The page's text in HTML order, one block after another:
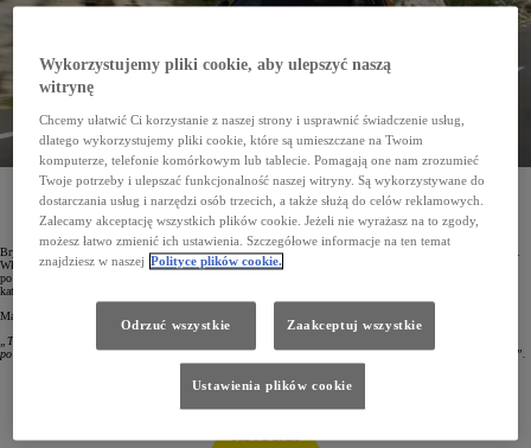
Toyota zdobyła tytuł producenta roku w plebiscycie Autocar Awards. Została tym samym pierwszą
marką, która wyróżnienie brytyjskiego magazynu otrzymała dwukrotnie. Tegoroczną nagrodę
przyznano za trwałość, niezawodność, wydajność napędów hybrydowych oraz wysoką jakość aut
ze wszystkich segmentów. Doceniono także sposób zarządzania firmą.
Brytyjski magazyn „Autocar”, przyznając swoje wyróżnienia, poprzedza je dogłębną analizą wielu czynników.
Właśnie dlatego wyniki plebiscytu Autocar Awards cieszą się ogromnym uznaniem na całym świecie. Toyota
po raz drugi w historii tego plebiscytu została producentem roku i jako jedyna została wyróżniona w tej
kategorii więcej niż raz. Poprzednio ten tytuł przyznano marce w 2020 roku.
Mark Tisshaw, redaktor naczelny magazynu „Autocar”, uzasadniając przyznanie nagrody Toyocie, podkreślił:
„Toyota liczy się w każdej klasie aut. Od małych miejskich modeli, które są w przystępnych cenach,
po prawdziwe terenówki z klasycznym napędem 4x4. To dlatego przyznaliśmy Toyocie tytuł producenta roku”.
Wykorzystujemy pliki cookie, aby ulepszyć naszą
witrynę
Chcemy ułatwić Ci korzystanie z naszej strony i usprawnić świadczenie usług,
dlatego wykorzystujemy pliki cookie, które są umieszczane na Twoim
komputerze, telefonie komórkowym lub tablecie. Pomagają one nam zrozumieć
Twoje potrzeby i ulepszać funkcjonalność naszej witryny. Są wykorzystywane do
dostarczania usług i narzędzi osób trzecich, a także służą do celów reklamowych.
Zalecamy akceptację wszystkich plików cookie. Jeżeli nie wyrażasz na to zgody,
możesz łatwo zmienić ich ustawienia. Szczegółowe informacje na ten temat
znajdziesz w naszej Polityce plików cookie.
Odrzuć wszystkie Zaakceptuj wszystkie
Ustawienia plików cookie